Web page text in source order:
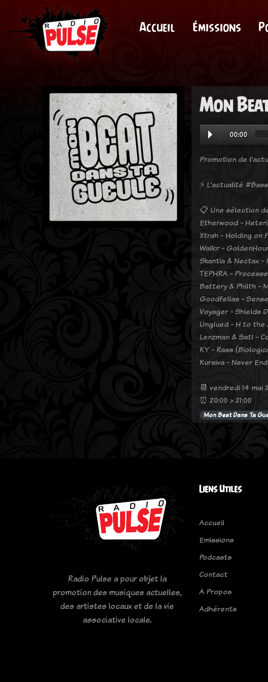
Accueil Émissions
Mon
00:00
Promotion de
⚡️ L'actualité
📋 Une sélection
Etherwood -
Xtrah - Holding on
Walk:r -
Skantia & Nectax -
TEPHRA -
Battery & Philth -
Goodfellas -
Voyager - Shields
Unglued - H to
Lenzman & Satl -
KY - Rass
Kursiva - Never
📆 vendredi 14 mai
⏰ 20:00 > 21:00
Mon Beat Dans Ta
Radio Pulse a pour objet la
promotion des musiques actuelles,
des artistes locaux et de la vie
associative locale.
Liens Utiles
Accueil
Emissions
Podcasts
Contact
A Propos
Adhérents